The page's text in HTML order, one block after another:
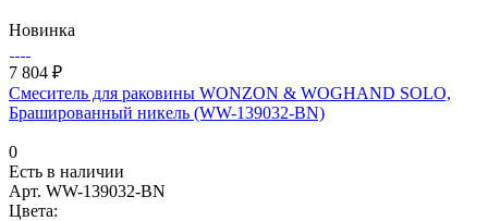
Новинка
7 804 ₽
Смеситель для раковины WONZON & WOGHAND SOLO,
Брашированный никель (WW-139032-BN)
0
Есть в наличии
Арт. WW-139032-BN
Цвета: